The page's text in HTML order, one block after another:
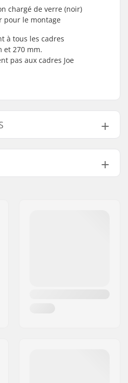
chargé de verre (noir)
pour le montage
à tous les cadres
et 270 mm.
pas aux cadres Joe
250mm, 270mm